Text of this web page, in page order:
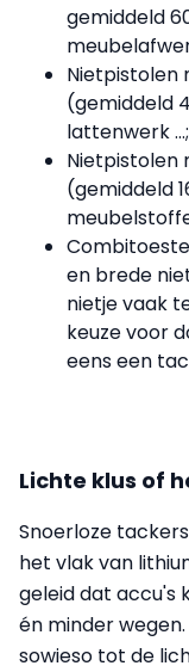
gemiddeld
Nietpistolen
(gemiddeld
lattenwerk …;
(gemiddeld
en brede
nietje vaak
keuze voor
eens een
Lichte klus of
Snoerloze
het vlak van
geleid dat accu's
én minder
sowieso tot de